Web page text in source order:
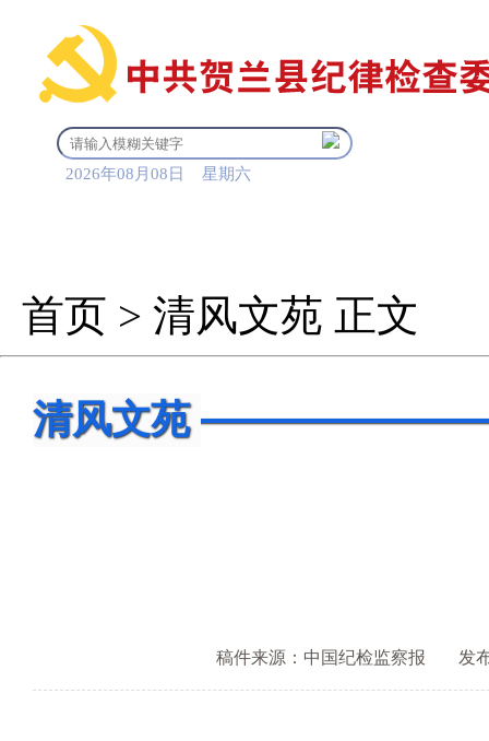
2026年08月08日 星期六
首页 > 清风文苑 正文
清风文苑
稿件来源：中国纪检监察报 发